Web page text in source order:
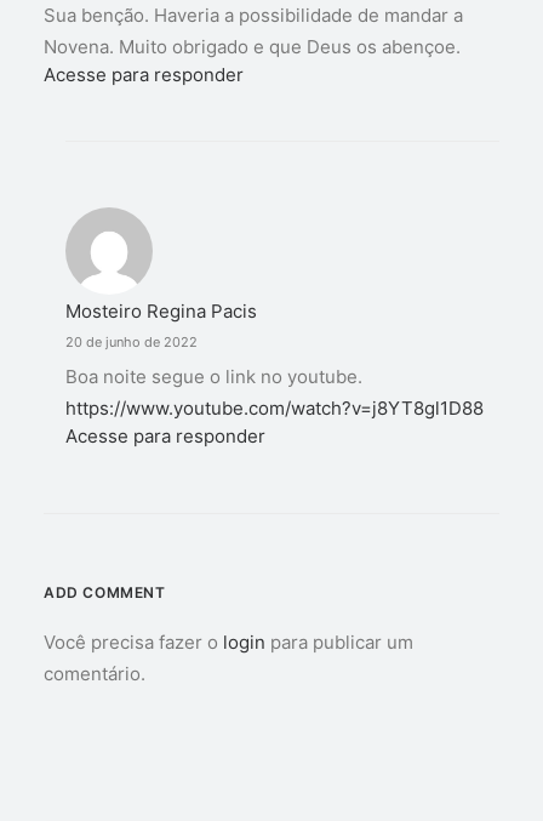
Sua benção. Haveria a possibilidade de mandar a
Novena. Muito obrigado e que Deus os abençoe.
Acesse para responder
Mosteiro Regina Pacis
20 de junho de 2022
Boa noite segue o link no youtube.
https://www.youtube.com/watch?v=j8YT8gl1D88
Acesse para responder
ADD COMMENT
Você precisa fazer o login para publicar um
comentário.